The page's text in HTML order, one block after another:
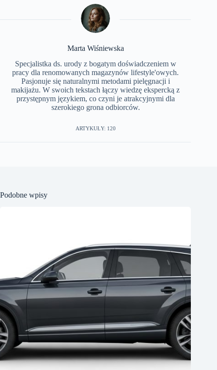
Marta Wiśniewska
Specjalistka ds. urody z bogatym doświadczeniem w
pracy dla renomowanych magazynów lifestyle'owych.
Pasjonuje się naturalnymi metodami pielęgnacji i
makijażu. W swoich tekstach łączy wiedzę ekspercką z
przystępnym językiem, co czyni je atrakcyjnymi dla
szerokiego grona odbiorców.
ARTYKUŁY: 120
Podobne wpisy